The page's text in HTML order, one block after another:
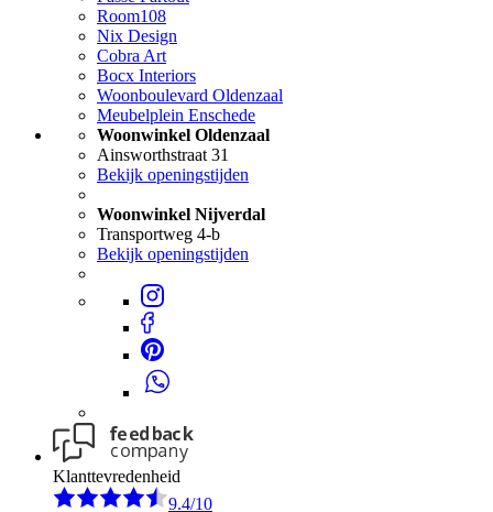
Room108
Nix Design
Cobra Art
Bocx Interiors
Woonboulevard Oldenzaal
Meubelplein Enschede
Woonwinkel Oldenzaal
Ainsworthstraat 31
Bekijk openingstijden
Woonwinkel Nijverdal
Transportweg 4-b
Bekijk openingstijden
Klanttevredenheid
9.4/10